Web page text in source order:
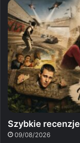
Szybkie
09/08/2026